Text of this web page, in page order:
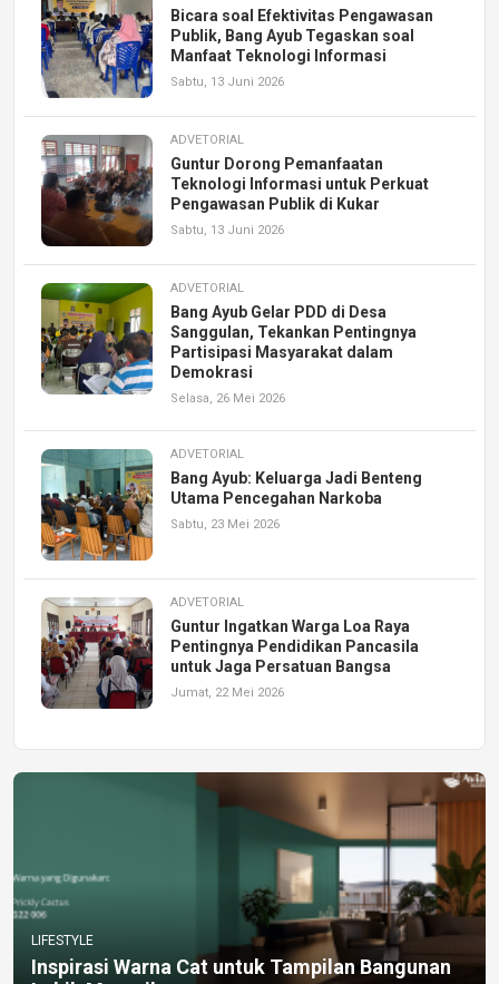
Bicara soal Efektivitas Pengawasan
Publik, Bang Ayub Tegaskan soal
Manfaat Teknologi Informasi
Sabtu, 13 Juni 2026
ADVETORIAL
Guntur Dorong Pemanfaatan
Teknologi Informasi untuk Perkuat
Pengawasan Publik di Kukar
Sabtu, 13 Juni 2026
ADVETORIAL
Bang Ayub Gelar PDD di Desa
Sanggulan, Tekankan Pentingnya
Partisipasi Masyarakat dalam
Demokrasi
Selasa, 26 Mei 2026
ADVETORIAL
Bang Ayub: Keluarga Jadi Benteng
Utama Pencegahan Narkoba
Sabtu, 23 Mei 2026
ADVETORIAL
Guntur Ingatkan Warga Loa Raya
Pentingnya Pendidikan Pancasila
untuk Jaga Persatuan Bangsa
Jumat, 22 Mei 2026
LIFESTYLE
Inspirasi Warna Cat untuk Tampilan Bangunan